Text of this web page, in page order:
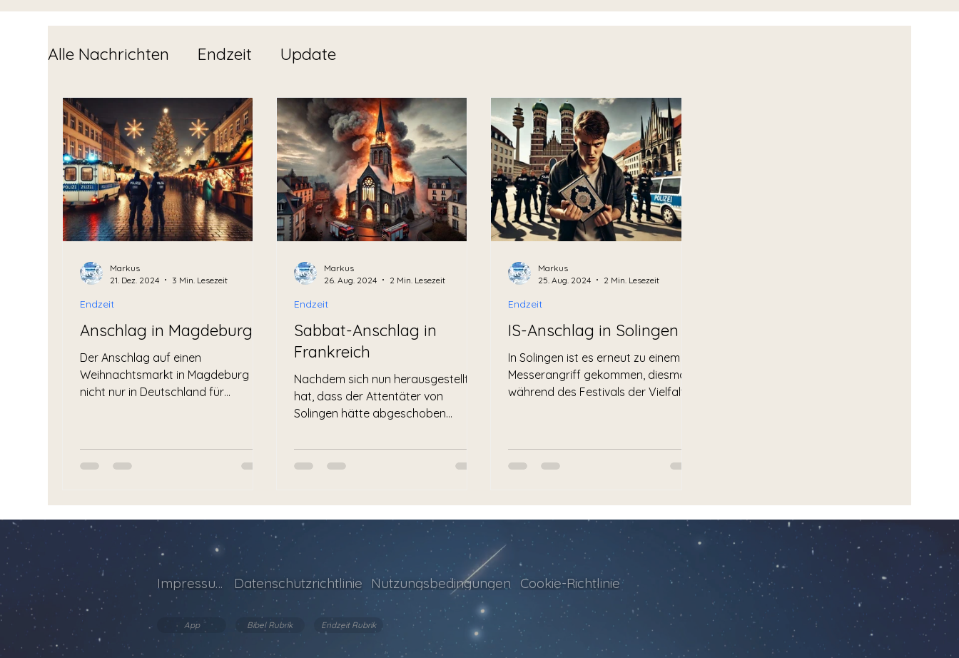
Alle Nachrichten Endzeit Update
Anschlag in Magdeburg
Der Anschlag auf einen
Weihnachtsmarkt in Magdeburg hat
nicht nur in Deutschland für
Endzeit
Markus
21. Dez. 2024
3 Min. Lesezeit
Sabbat-Anschlag in
Frankreich
Nachdem sich nun herausgestellt
hat, dass der Attentäter von
Solingen hätte abgeschoben
Zentrums für...
Endzeit
Markus
26. Aug. 2024
2 Min. Lesezeit
IS-Anschlag in Solingen
In Solingen ist es erneut zu einem
Messerangriff gekommen, diesmal
während des Festivals der Vielfalt.
Endzeit
Markus
25. Aug. 2024
2 Min. Lesezeit
Impressum Datenschutzrichtlinie Nutzungsbedingungen Cookie-Richtlinie
App Bibel Rubrik Endzeit Rubrik